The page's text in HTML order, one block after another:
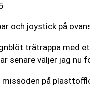
trätrappa med
senare väljer jag nu
på